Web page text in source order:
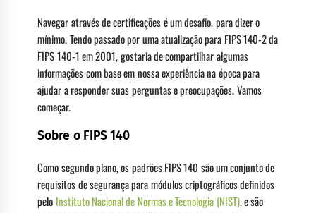
Navegar através de certificações é um desafio, para dizer o
mínimo. Tendo passado por uma atualização para FIPS 140-2 da
FIPS 140-1 em 2001, gostaria de compartilhar algumas
informações com base em nossa experiência na época para
ajudar a responder suas perguntas e preocupações. Vamos
começar.
Sobre o FIPS 140
Como segundo plano, os padrões FIPS 140 são um conjunto de
requisitos de segurança para módulos criptográficos definidos
pelo Instituto Nacional de Normas e Tecnologia (NIST), e são